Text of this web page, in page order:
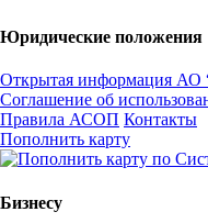
Юридические положения
Открытая информация АО
Соглашение об
Правила АСОП Контакты
Пополнить карту
Бизнесу